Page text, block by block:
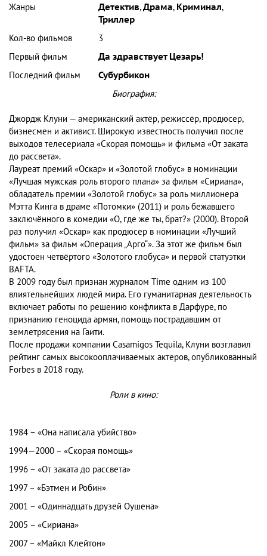
Жанры
Детектив,Драма, Криминал,
Триллер
Кол-во фильмов
3
Первый фильм
Да здравствует Цезарь!
Последний фильм
Субурбикон
Биография:
Джордж Клуни — американский актёр, режиссёр, продюсер,
бизнесмен и активист. Широкую известность получил после
выходов телесериала «Скорая помощь» и фильма «От заката
до рассвета».
Лауреат премий «Оскар» и «Золотой глобус» в номинации
«Лучшая мужская роль второго плана» за фильм «Сириана»,
обладатель премии «Золотой глобус» за роль миллионера
Мэтта Кинга в драме «Потомки» (2011) и роль бежавшего
заключённого в комедии «О, где же ты, брат?» (2000). Второй
раз получил «Оскар» как продюсер в номинации «Лучший
фильм» за фильм «Операция „Арго“». За этот же фильм был
удостоен четвёртого «Золотого глобуса» и первой статуэтки
BAFTA.
В 2009 году был признан журналом Time одним из 100
влиятельнейших людей мира. Его гуманитарная деятельность
включает работы по решению конфликта в Дарфуре, по
признанию геноцида армян, помощь пострадавшим от
землетрясения на Гаити.
После продажи компании Casamigos Tequila, Клуни возглавил
рейтинг самых высокооплачиваемых актеров, опубликованный
Forbes в 2018 году.
Роли в кино:
1984 – «Она написала убийство»
1994—2000 – «Скорая помощь»
1996 – «От заката до рассвета»
1997 – «Бэтмен и Робин»
2001 – «Одиннадцать друзей Оушена»
2005 – «Сириана»
2007 – «Майкл Клейтон»